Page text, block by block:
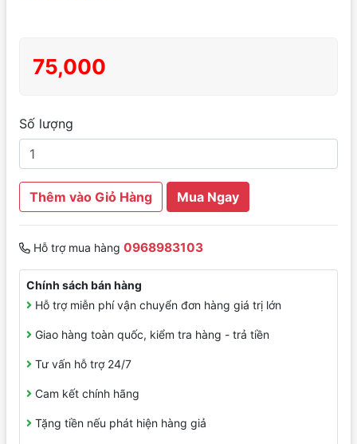
75,000
Số lượng
Thêm vào Giỏ Hàng Mua Ngay
Hỗ trợ mua hàng 0968983103
Chính sách bán hàng
Hỗ trợ miễn phí vận chuyển đơn hàng giá trị lớn
Giao hàng toàn quốc, kiểm tra hàng - trả tiền
Tư vấn hỗ trợ 24/7
Cam kết chính hãng
Tặng tiền nếu phát hiện hàng giả